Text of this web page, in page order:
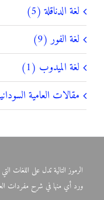
لغة الدناقلة (5)
لغة الفور (9)
لغة الميدوب (1)
مقالات العامية
الرموز التالية تدل على اللغات
ورد أي منها في شرح مفردات